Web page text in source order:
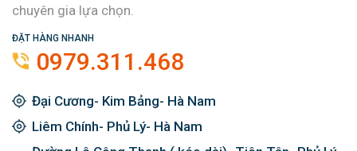
chuyên gia lựa chọn.
ĐẶT HÀNG NHANH
0979.311.468
Đại Cương- Kim Bảng- Hà Nam
Liêm Chính- Phủ Lý- Hà Nam